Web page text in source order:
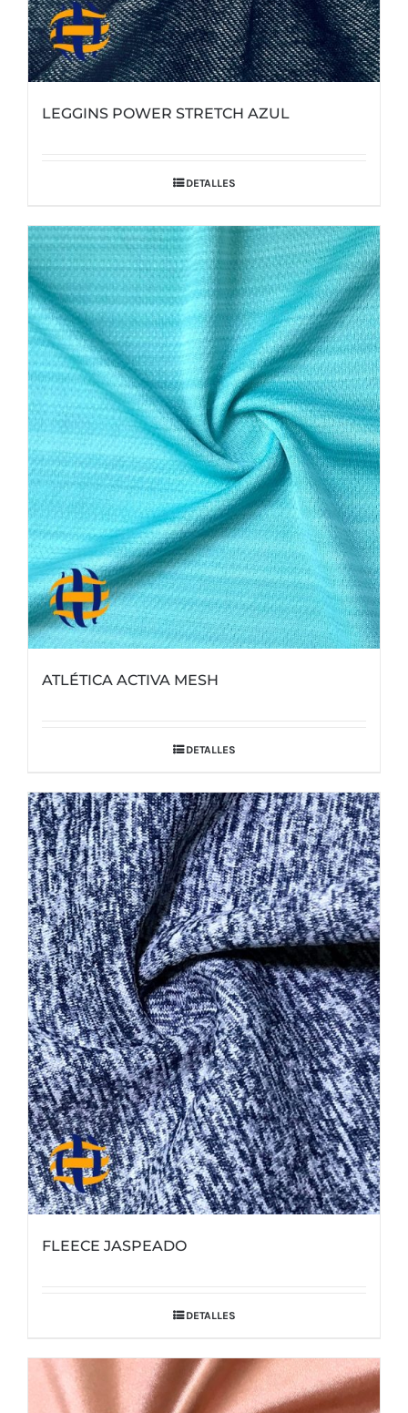
LEGGINS POWER STRETCH AZUL
DETALLES
ATLÉTICA ACTIVA MESH
DETALLES
FLEECE JASPEADO
DETALLES